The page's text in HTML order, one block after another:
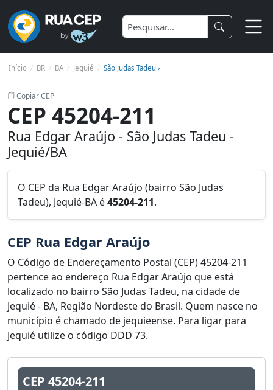
Início BR BA Jequié São Judas Tadeu ›
Copiar CEP
CEP 45204-211
Rua Edgar Araújo - São Judas Tadeu -
Jequié/BA
O CEP da Rua Edgar Araújo (bairro São Judas
Tadeu), Jequié-BA é45204-211.
CEP Rua Edgar Araújo
O Código de Endereçamento Postal (CEP) 45204-211
pertence ao endereço Rua Edgar Araújo que está
localizado no bairro São Judas Tadeu, na cidade de
Jequié - BA, Região Nordeste do Brasil. Quem nasce no
município é chamado de jequieense. Para ligar para
Jequié utilize o código DDD 73.
CEP 45204-211